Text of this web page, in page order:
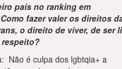
país no ranking em
fazer valer os direitos
o direito de viver, de ser
respeito?
Não é culpa dos lgbtqia+ a